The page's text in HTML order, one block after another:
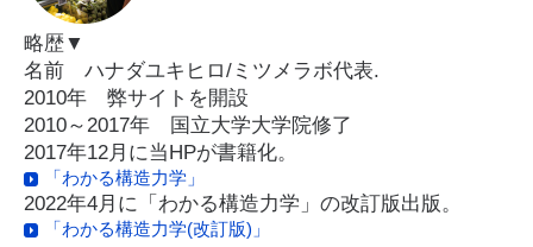
略歴▼
名前 ハナダユキヒロ/ミツメラボ代表.
2010年 弊サイトを開設
2010～2017年 国立大学大学院修了
2017年12月に当HPが書籍化。
「わかる構造力学」
2022年4月に「わかる構造力学」の改訂版出版。
「わかる構造力学(改訂版)」